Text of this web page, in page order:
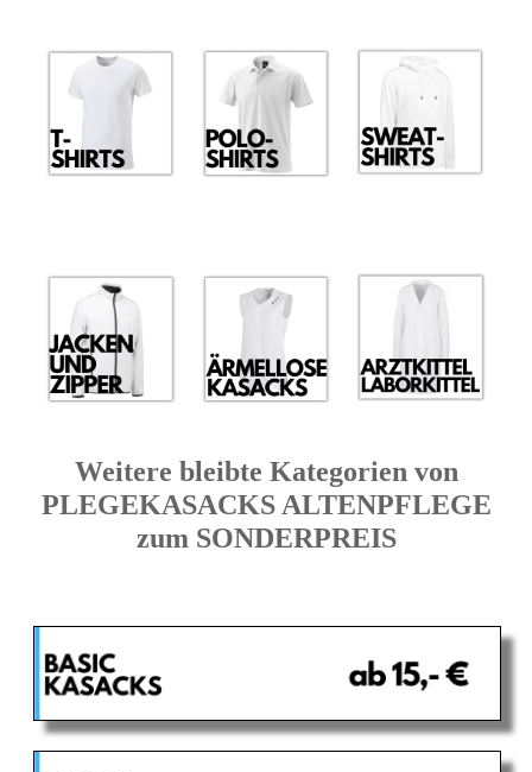
Weitere bleibte Kategorien von
PLEGEKASACKS ALTENPFLEGE
zum SONDERPREIS